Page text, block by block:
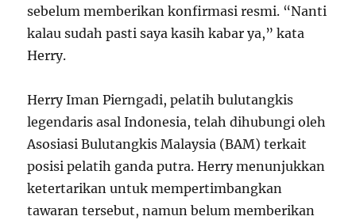
sebelum memberikan konfirmasi resmi. “Nanti
kalau sudah pasti saya kasih kabar ya,” kata
Herry.
Herry Iman Pierngadi, pelatih bulutangkis
legendaris asal Indonesia, telah dihubungi oleh
Asosiasi Bulutangkis Malaysia (BAM) terkait
posisi pelatih ganda putra. Herry menunjukkan
ketertarikan untuk mempertimbangkan
tawaran tersebut, namun belum memberikan